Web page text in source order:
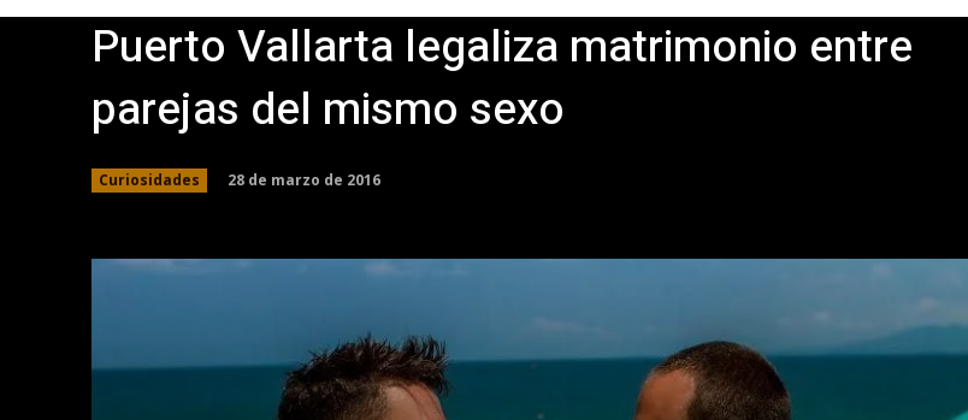
Chat
Gratis
Peru
Puerto Vallarta legaliza matrimonio entre
parejas del mismo sexo
Curiosidades 28 de marzo de 2016